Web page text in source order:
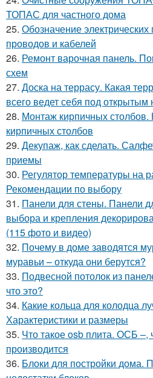
ТОПАС для частного дома
25. Обозначение
проводов и кабелей
26. Ремонт варочная панель.
схем
27. Доска на террасу. Какая
всего ведет себя под открытым
28. Монтаж кирпичных столбов.
кирпичных столбов
29. Декупаж, как сделать.
приемы
30. Регулятор температуры на
Рекомендации по выбору
31. Панели для стены. Панели
выбора и крепления
(115 фото и видео)
32. Почему в доме заводятся
муравьи – откуда они берутся?
33. Подвесной потолок из
что это?
34. Какие кольца для колодца
Характеристики и размеры
35. Что такое osb плита. ОСБ –,
производится
36. Блоки для постройки дома.